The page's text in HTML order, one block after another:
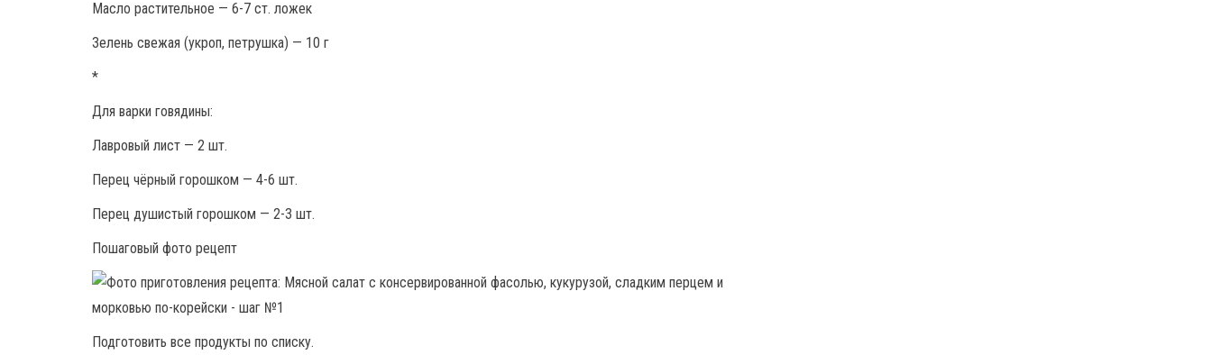
Масло растительное — 6-7 ст. ложек
Зелень свежая (укроп, петрушка) — 10 г
*
Для варки говядины:
Лавровый лист — 2 шт.
Перец чёрный горошком — 4-6 шт.
Перец душистый горошком — 2-3 шт.
Пошаговый фото рецепт
Подготовить все продукты по списку.